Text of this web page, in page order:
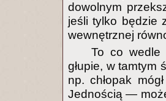
dowolnym
jeśli tylko będzie
wewnętrznej
To co wedle
głupie, w tamtym
np. chłopak
Jednością —